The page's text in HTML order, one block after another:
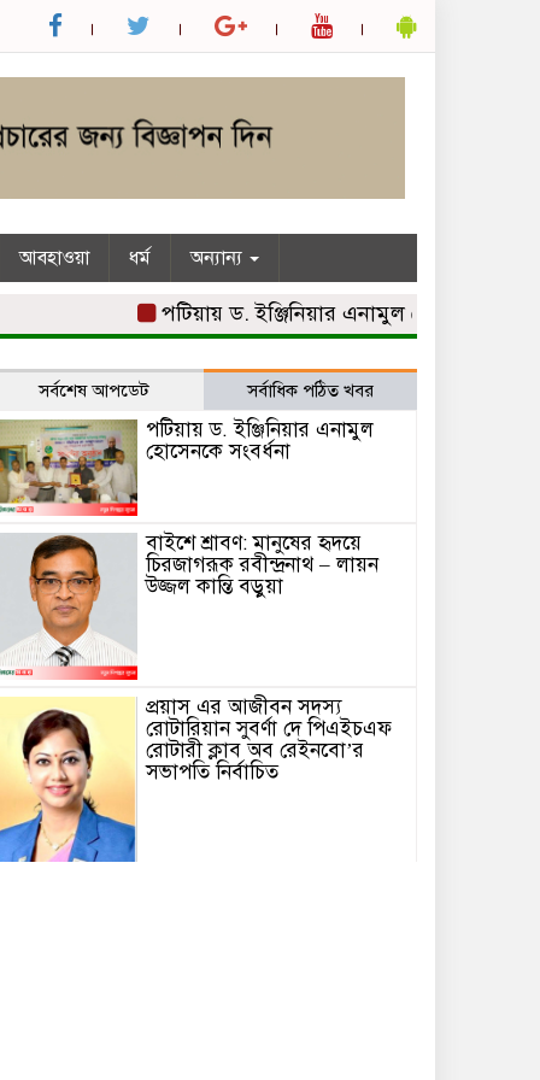
আবহাওয়া ধর্ম অন্যান্য
পটিয়ায় ড. ইঞ্জিনিয়ার এনামুল হোসেনকে সংবর্ধনা
সর্বশেষ আপডেট সর্বাধিক পঠিত খবর
পটিয়ায় ড. ইঞ্জিনিয়ার এনামুল
হোসেনকে সংবর্ধনা
বাইশে শ্রাবণ: মানুষের হৃদয়ে
চিরজাগরূক রবীন্দ্রনাথ – লায়ন
উজ্জল কান্তি বড়ুয়া
প্রয়াস এর আজীবন সদস্য
রোটারিয়ান সুবর্ণা দে পিএইচএফ
রোটারী ক্লাব অব রেইনবো’র
সভাপতি নির্বাচিত